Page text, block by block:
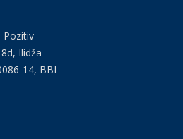
Pozitiv
Ilidža
14, BBI